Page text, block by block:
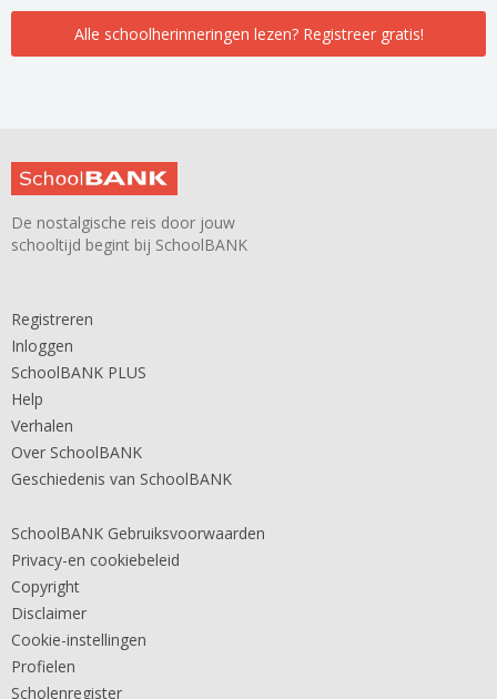
Alle schoolherinneringen lezen? Registreer gratis!
De nostalgische reis door jouw
schooltijd begint bij SchoolBANK
Registreren
Inloggen
SchoolBANK PLUS
Help
Verhalen
Over SchoolBANK
Geschiedenis van SchoolBANK
SchoolBANK Gebruiksvoorwaarden
Privacy-en cookiebeleid
Copyright
Disclaimer
Cookie-instellingen
Profielen
Scholenregister